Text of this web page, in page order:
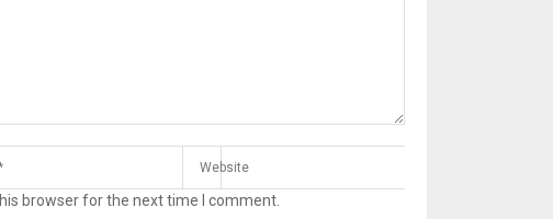
browser for the next time I comment.